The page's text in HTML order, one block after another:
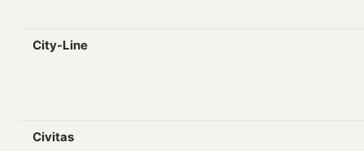
City-Line
Civitas